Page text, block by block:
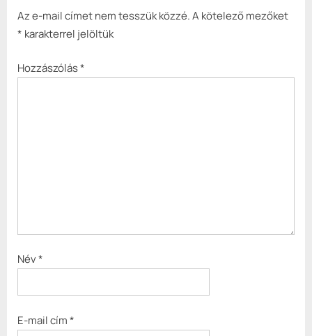
Az e-mail címet nem tesszük közzé.A kötelező mezőket
* karakterrel jelöltük
Hozzászólás*
Név*
E-mail cím*